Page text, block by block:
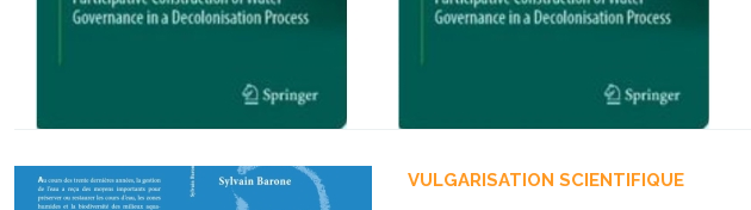
VULGARISATION SCIENTIFIQUE